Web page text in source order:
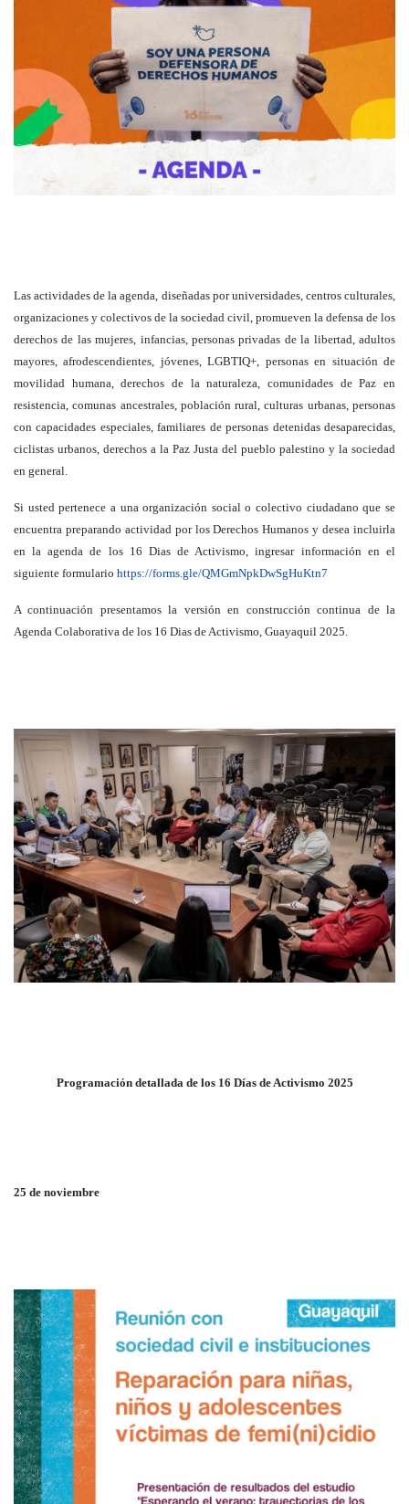
Las actividades de la agenda, diseñadas por universidades, centros culturales,
organizaciones y colectivos de la sociedad civil, promueven la defensa de los
derechos de las mujeres, infancias, personas privadas de la libertad, adultos
mayores, afrodescendientes, jóvenes, LGBTIQ+, personas en situación de
movilidad humana, derechos de la naturaleza, comunidades de Paz en
resistencia, comunas ancestrales, población rural, culturas urbanas, personas
con capacidades especiales, familiares de personas detenidas desaparecidas,
ciclistas urbanos, derechos a la Paz Justa del pueblo palestino y la sociedad
en general.
Si usted pertenece a una organización social o colectivo ciudadano que se
encuentra preparando actividad por los Derechos Humanos y desea incluirla
en la agenda de los 16 Dias de Activismo, ingresar información en el
siguiente formulario https://forms.gle/QMGmNpkDwSgHuKtn7
A continuación presentamos la versión en construcción continua de la
Agenda Colaborativa de los 16 Dias de Activismo, Guayaquil 2025.
Programación detallada de los 16 Días de Activismo 2025
25 de noviembre